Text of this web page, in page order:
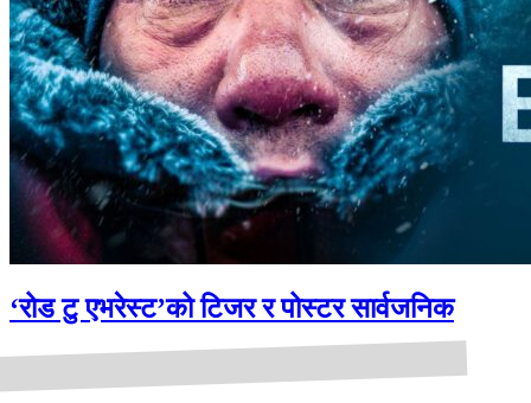
‘रोड टु एभरेस्ट’को टिजर र पोस्टर सार्वजनिक